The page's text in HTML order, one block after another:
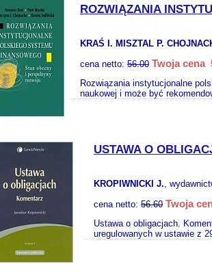
ROZWIĄZANIA
KRAŚ I. MISZTAL P.
cena netto: 56.00 Twoja cena
Rozwiązania instytucjonalne
naukowej i może być
USTAWA O
KROPIWNICKI J.,
cena netto: 56.60 Twoja
Ustawa o obligacjach.
uregulowanych w ustawie z